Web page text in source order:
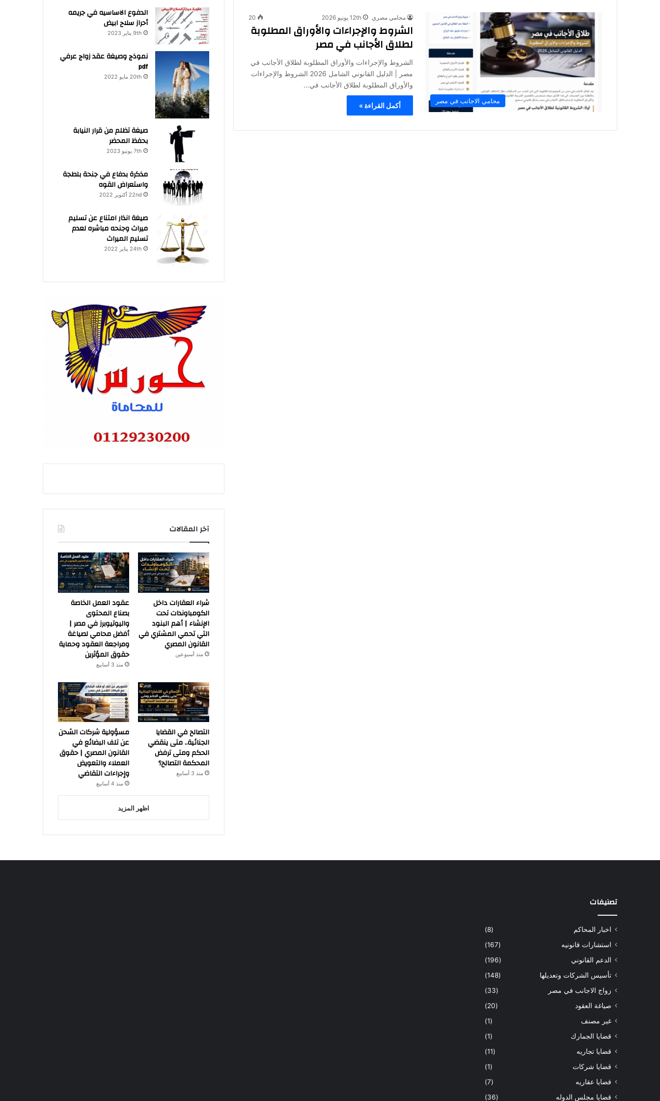
محامي الاجانب في مصر
محامي مصري 12th يونيو 2026 20
الشروط والإجراءات والأوراق المطلوبة
لطلاق الأجانب في مصر
الشروط والإجراءات والأوراق المطلوبة لطلاق الأجانب في
مصر | الدليل القانوني الشامل 2026 الشروط والإجراءات
والأوراق المطلوبة لطلاق الأجانب في…
أكمل القراءة »
الدفوع الاساسيه في جريمه
أحراز سلاح ابيض
9th يناير 2023
نموذج وصيغة عقد زواج عرفي
pdf
20th مايو 2022
صيغة تظلم من قرار النيابة
بحفظ المحضر
7th يونيو 2023
مذكرة بدفاع في جنحة بلطجة
واستعراض القوه
22nd أكتوبر 2022
صيغة انذار امتناع عن تسليم
ميراث وجنحه مباشره لعدم
تسليم الميراث
24th يناير 2022
آخر المقالات
شراء العقارات داخل
الكومباوندات تحت
الإنشاء | أهم البنود
التي تحمي المشتري في
القانون المصري
منذ أسبوعين
عقود العمل الخاصة
بصناع المحتوى
واليوتيوبرز في مصر |
أفضل محامي لصياغة
ومراجعة العقود وحماية
حقوق المؤثرين
منذ 3 أسابيع
التصالح في القضايا
الجنائية.. متى ينقضي
الحكم ومتى ترفض
المحكمة التصالح؟
منذ 3 أسابيع
مسؤولية شركات الشحن
عن تلف البضائع في
القانون المصري | حقوق
العملاء والتعويض
وإجراءات التقاضي
منذ 4 أسابيع
اظهر المزيد
تصنيفات
اخبار المحاكم
(8)
استشارات قانونيه
(167)
الدعم القانوني
(196)
تأسيس الشركات وتعديلها
(148)
زواج الاجانب في مصر
(33)
صياغة العقود
(20)
غير مصنف
(1)
قضايا الجمارك
(1)
قضايا تجاريه
(11)
قضايا شركات
(1)
قضايا عقاريه
(7)
قضايا مجلس الدوله
(36)